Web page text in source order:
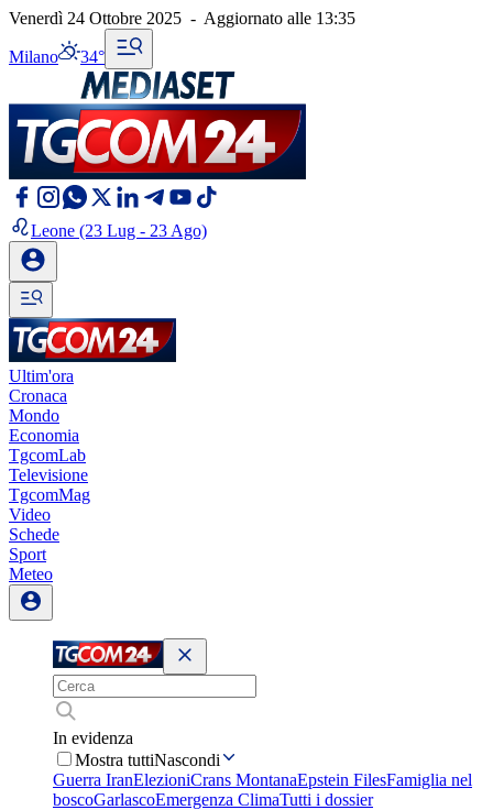
Venerdì 24 Ottobre 2025 - Aggiornato alle 13:35
Milano 34°
Leone (23 Lug - 23 Ago)
Ultim'ora
Cronaca
Mondo
Economia
TgcomLab
Televisione
TgcomMag
Video
Schede
Sport
Meteo
In evidenza
Mostra tuttiNascondi
Guerra IranElezioniCrans MontanaEpstein FilesFamiglia nel
boscoGarlascoEmergenza ClimaTutti i dossier